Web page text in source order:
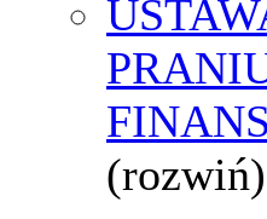
(rozwiń)